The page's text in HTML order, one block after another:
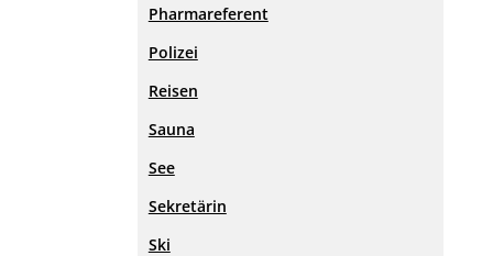
Pharmareferent
Polizei
Reisen
Sauna
See
Sekretärin
Ski